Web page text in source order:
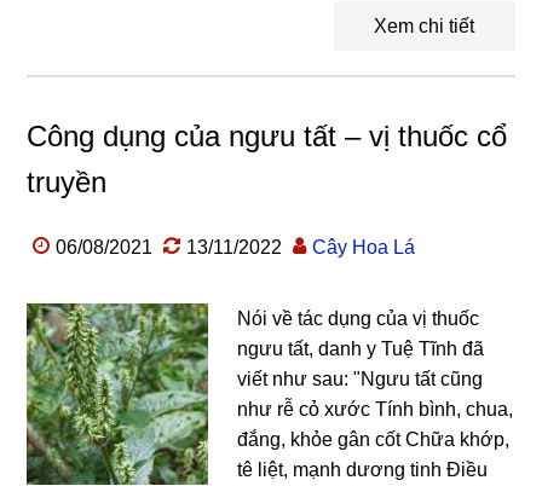
Xem chi tiết
Công dụng của ngưu tất – vị thuốc cổ
truyền
06/08/2021 13/11/2022 Cây Hoa Lá
Nói về tác dụng của vị thuốc
ngưu tất, danh y Tuệ Tĩnh đã
viết như sau: "Ngưu tất cũng
như rễ cỏ xước Tính bình, chua,
đắng, khỏe gân cốt Chữa khớp,
tê liệt, mạnh dương tinh Điều